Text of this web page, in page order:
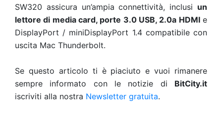
SW320 assicura un’ampia connettività, inclusi un
lettore di media card, porte 3.0 USB, 2.0a HDMIe
DisplayPort / miniDisplayPort 1.4 compatibile con
uscita Mac Thunderbolt.
Se questo articolo ti è piaciuto e vuoi rimanere
sempre informato con le notizie di BitCity.it
iscriviti alla nostra Newsletter gratuita.